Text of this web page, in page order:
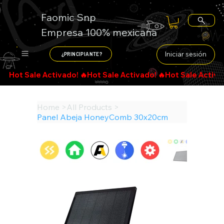
Faomic Snp
Empresa 100% mexicana
¿PRINCIPIANTE? Iniciar sesión
Home > All Products >
Panel Abeja HoneyComb 30x20cm
Search